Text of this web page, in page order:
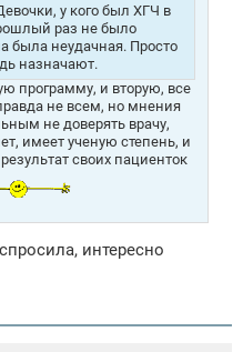
у кого был ХГЧ в
раз не было
была неудачная. Просто
назначают.
программу, и вторую, все
не всем, но мнения
не доверять врачу,
имеет ученую степень, и
своих пациенток
интересно